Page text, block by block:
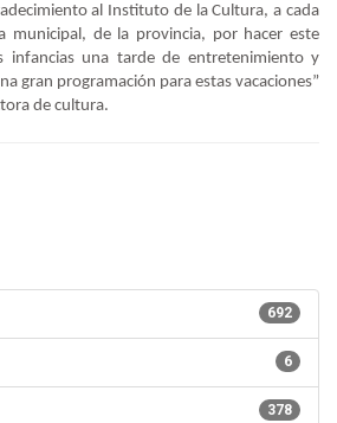
al Instituto de la Cultura, a cada
municipal, de la provincia, por hacer este
infancias una tarde de entretenimiento y
gran programación para estas vacaciones”
de cultura.
692
6
378